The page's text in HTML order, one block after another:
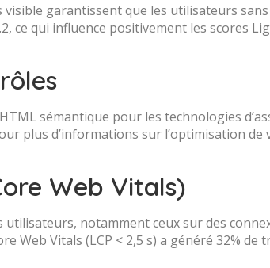
visible garantissent que les utilisateurs
ce qui influence positivement les scores
sémantique pour les technologies
plus d’informations sur l’optimisation
Web Vitals)
notamment ceux sur des
Web Vitals (LCP < 2,5 s) a généré 32%